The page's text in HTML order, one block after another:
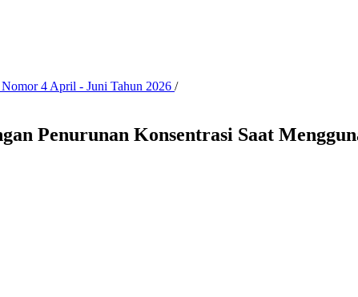
4 April - Juni Tahun 2026 /
Penurunan Konsentrasi Saat